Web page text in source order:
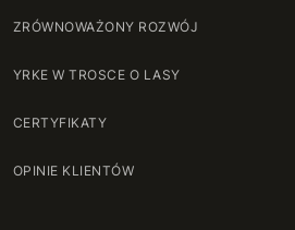
ZRÓWNOWAŻONY ROZWÓJ
YRKE W TROSCE O LASY
CERTYFIKATY
OPINIE KLIENTÓW